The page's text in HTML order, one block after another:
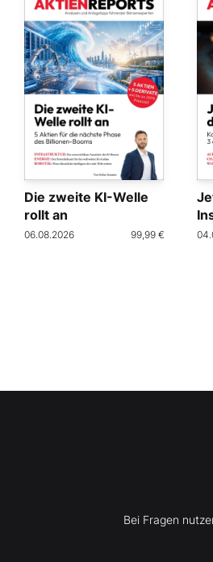
Die zweite KI-Welle
rollt an
06.08.2026 99,99 €
Bei Fragen